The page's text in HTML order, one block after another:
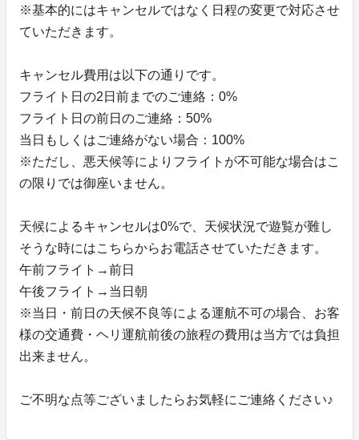
※基本的にはキャンセルではなく日程の変更で対応させ
ていただきます。
キャンセル費用は以下の通りです。
フライト日の2日前までのご連絡：0%
フライト日の前日のご連絡：50%
当日もしくはご連絡がない場合：100%
※ただし、悪天候等によりフライトが不可能な場合はこ
の限りでは御座いません。
天候によるキャンセルは0%で、天候状況で遊覧が難し
そうな時にはこちらからお電話させていただきます。
午前フライト→前日
午後フライト→当日朝
※当日・前日の天候不良等による運航不可の場合、お客
様の交通費・ヘリ運航前後の旅程の費用は当方では負担
出来ません。
ご不明な点等ございましたらお気軽にご連絡ください♪